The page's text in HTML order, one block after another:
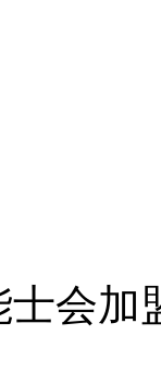
士会加